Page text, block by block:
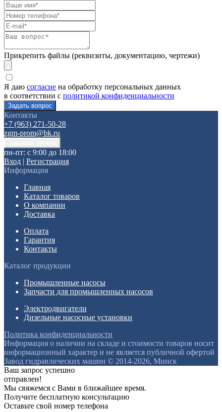
Прикрепить файлы (реквизиты, документацию, чертежи)
Я даю согласие на обработку персональных данных
в соответствии с политикой конфиденциальности
Контакты
+7 (963) 271-50-28
zgm-prom@bk.ru
пн-пт: с 9:00 до 18:00
Вход | Регистрация
Информация
Главная
Каталог товаров
О компании
Доставка
Оплата
Гарантия
Контакты
Каталог продукции
Промышленные насосы
Запчасти для промышленных насосов
Электродвигатели
Дизельные насосные установки
Политика конфиденциальности
Информация о наличии на складе и стоимости товаров носит
информационный характер и не является публичной офертой
Завод гидравлических машин © 2014-2026, Минск
Ваш запрос успешно
отправлен!
Мы свяжемся с Вами в ближайшее время.
Получите бесплатную консультацию
Оставьте свой номер телефона